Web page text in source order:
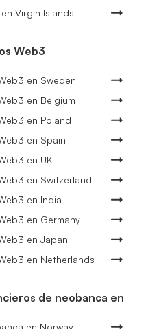
Virgin Islands
Web3
en Sweden
en Belgium
en Poland
en Spain
en UK
en Switzerland
en India
en Germany
en Japan
en Netherlands
de neobanca en